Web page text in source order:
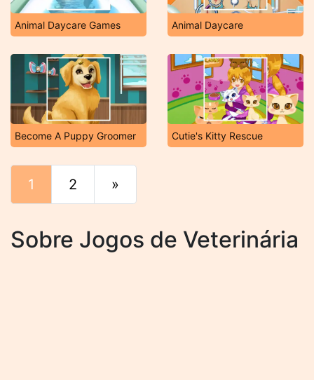
Animal Daycare Games Animal Daycare
Become A Puppy Groomer Cutie's Kitty Rescue
1 2 »
Sobre Jogos de Veterinária